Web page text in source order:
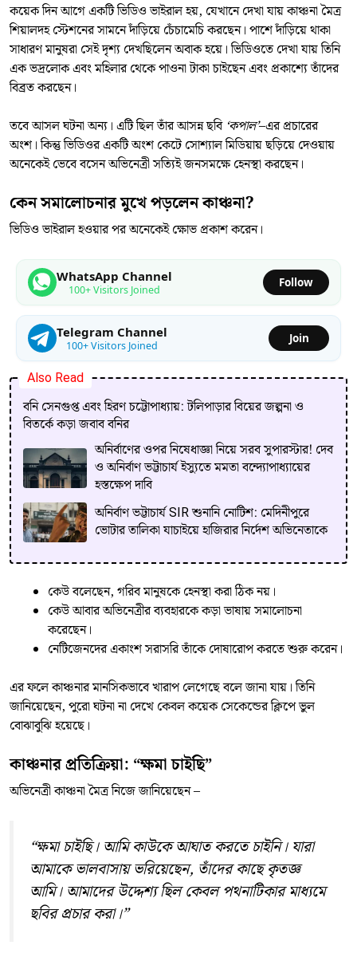
কয়েক দিন আগে একটি ভিডিও ভাইরাল হয়, যেখানে দেখা যায় কাঞ্চনা মৈত্র
শিয়ালদহ স্টেশনের সামনে দাঁড়িয়ে চেঁচামেচি করছেন। পাশে দাঁড়িয়ে থাকা
সাধারণ মানুষরা সেই দৃশ্য দেখছিলেন অবাক হয়ে। ভিডিওতে দেখা যায় তিনি
এক ভদ্রলোক এবং মহিলার থেকে পাওনা টাকা চাইছেন এবং প্রকাশ্যে তাঁদের
বিব্রত করছেন।
তবে আসল ঘটনা অন্য। এটি ছিল তাঁর আসন্ন ছবি ‘কপাল’–এর প্রচারের
অংশ। কিন্তু ভিডিওর একটি অংশ কেটে সোশ্যাল মিডিয়ায় ছড়িয়ে দেওয়ায়
অনেকেই ভেবে বসেন অভিনেত্রী সত্যিই জনসমক্ষে হেনস্থা করছেন।
কেন সমালোচনার মুখে পড়লেন কাঞ্চনা?
ভিডিও ভাইরাল হওয়ার পর অনেকেই ক্ষোভ প্রকাশ করেন।
WhatsApp Channel
100+ Visitors Joined
Follow
Telegram Channel
100+ Visitors Joined
Join
Also Read
বনি সেনগুপ্ত এবং হিরণ চট্টোপাধ্যায়: টলিপাড়ার বিয়ের জল্পনা ও
বিতর্কে কড়া জবাব বনির
অনির্বাণের ওপর নিষেধাজ্ঞা নিয়ে সরব সুপারস্টার! দেব
ও অনির্বাণ ভট্টাচার্য ইস্যুতে মমতা বন্দ্যোপাধ্যায়ের
হস্তক্ষেপ দাবি
অনির্বাণ ভট্টাচার্য SIR শুনানি নোটিশ: মেদিনীপুরে
ভোটার তালিকা যাচাইয়ে হাজিরার নির্দেশ অভিনেতাকে
কেউ বলেছেন, গরিব মানুষকে হেনস্থা করা ঠিক নয়।
কেউ আবার অভিনেত্রীর ব্যবহারকে কড়া ভাষায় সমালোচনা
করেছেন।
নেটিজেনদের একাংশ সরাসরি তাঁকে দোষারোপ করতে শুরু করেন।
এর ফলে কাঞ্চনার মানসিকভাবে খারাপ লেগেছে বলে জানা যায়। তিনি
জানিয়েছেন, পুরো ঘটনা না দেখে কেবল কয়েক সেকেন্ডের ক্লিপে ভুল
বোঝাবুঝি হয়েছে।
কাঞ্চনার প্রতিক্রিয়া: “ক্ষমা চাইছি”
অভিনেত্রী কাঞ্চনা মৈত্র নিজে জানিয়েছেন –
“ক্ষমা চাইছি। আমি কাউকে আঘাত করতে চাইনি। যারা
আমাকে ভালবাসায় ভরিয়েছেন, তাঁদের কাছে কৃতজ্ঞ
আমি। আমাদের উদ্দেশ্য ছিল কেবল পথনাটিকার মাধ্যমে
ছবির প্রচার করা।”